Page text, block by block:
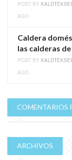
POST BY
AGO
Caldera
las calderas
POST BY
AGO
COMENTARIOS
ARCHIVOS